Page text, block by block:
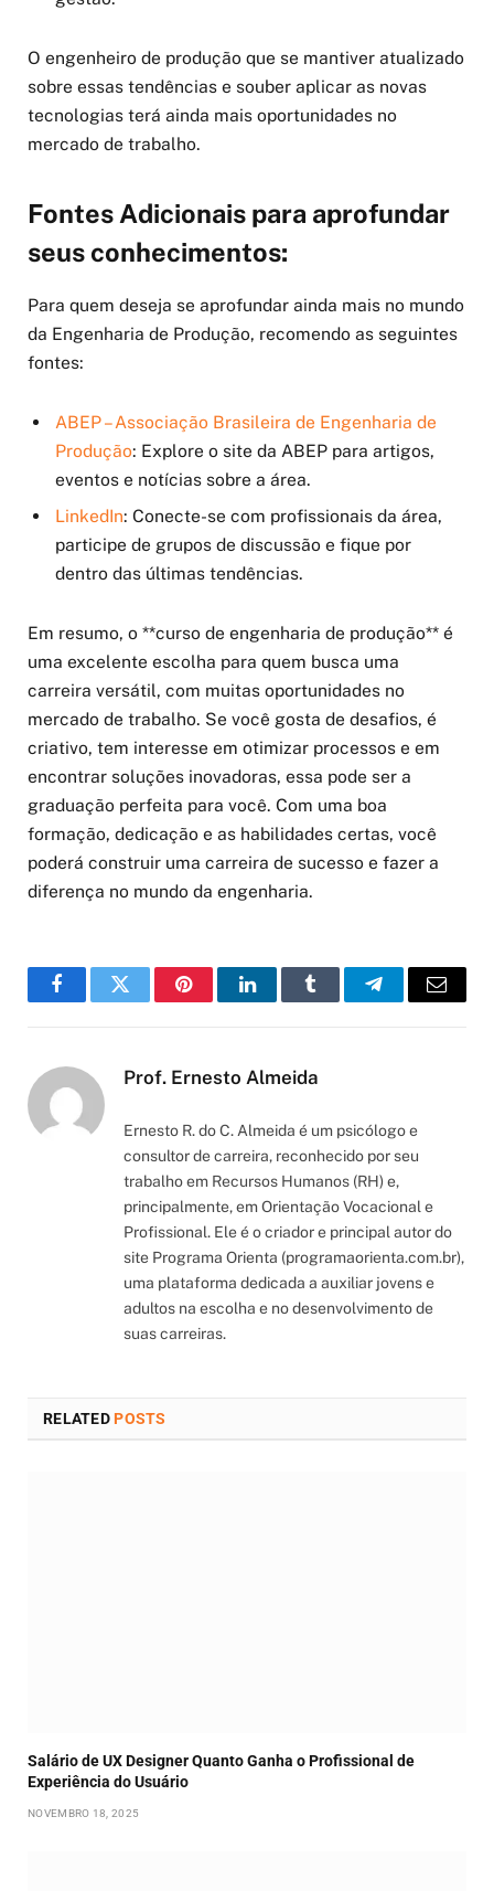
O engenheiro de produção que se mantiver atualizado
sobre essas tendências e souber aplicar as novas
tecnologias terá ainda mais oportunidades no
mercado de trabalho.
Fontes Adicionais para aprofundar
seus conhecimentos:
Para quem deseja se aprofundar ainda mais no mundo
da Engenharia de Produção, recomendo as seguintes
fontes:
ABEP – Associação Brasileira de Engenharia de
Produção: Explore o site da ABEP para artigos,
eventos e notícias sobre a área.
LinkedIn: Conecte-se com profissionais da área,
participe de grupos de discussão e fique por
dentro das últimas tendências.
Em resumo, o **curso de engenharia de produção** é
uma excelente escolha para quem busca uma
carreira versátil, com muitas oportunidades no
mercado de trabalho. Se você gosta de desafios, é
criativo, tem interesse em otimizar processos e em
encontrar soluções inovadoras, essa pode ser a
graduação perfeita para você. Com uma boa
formação, dedicação e as habilidades certas, você
poderá construir uma carreira de sucesso e fazer a
diferença no mundo da engenharia.
FacebookTwitter PinterestLinkedInTumblr TelegramEmail
Prof. Ernesto Almeida
Ernesto R. do C. Almeida é um psicólogo e
consultor de carreira, reconhecido por seu
trabalho em Recursos Humanos (RH) e,
principalmente, em Orientação Vocacional e
Profissional. Ele é o criador e principal autor do
site Programa Orienta (programaorienta.com.br),
uma plataforma dedicada a auxiliar jovens e
adultos na escolha e no desenvolvimento de
suas carreiras.
RELATEDPOSTS
Salário de UX Designer Quanto Ganha o Profissional de
Experiência do Usuário
NOVEMBRO 18, 2025